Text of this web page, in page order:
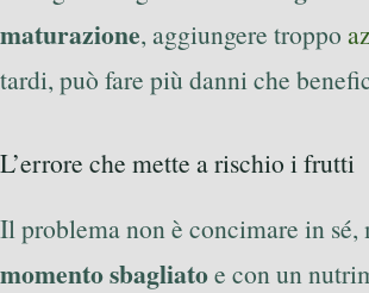
maturazione, aggiungere troppo
tardi, può fare più danni che
L’errore che mette a rischio i frutti
Il problema non è concimare in sé,
momento sbagliatoe con un